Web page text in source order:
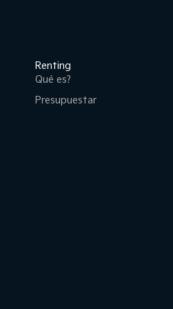
Renting
Qué es?
Presupuestar